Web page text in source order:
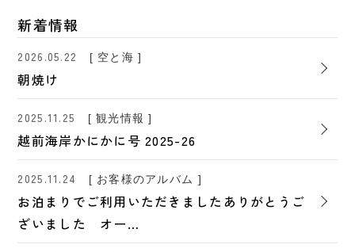
新着情報
2026.05.22 [ 空と海 ]
朝焼け
2025.11.25 [ 観光情報 ]
越前海岸かにかに号 2025-26
2025.11.24 [ お客様のアルバム ]
お泊まりでご利用いただきましたありがとうご
ざいました オー…